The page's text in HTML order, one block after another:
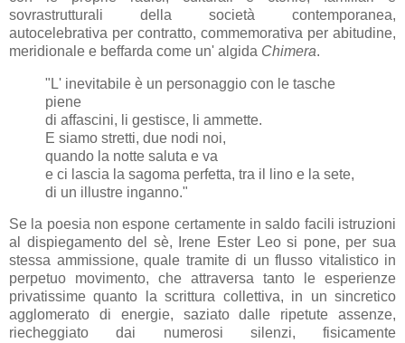
sovrastrutturali della società contemporanea,
autocelebrativa per contratto, commemorativa per abitudine,
meridionale e beffarda come un' algida Chimera.
"L' inevitabile è un personaggio con le tasche
piene
di affascini, li gestisce, li ammette.
E siamo stretti, due nodi noi,
quando la notte saluta e va
e ci lascia la sagoma perfetta, tra il lino e la sete,
di un illustre inganno."
Se la poesia non espone certamente in saldo facili istruzioni
al dispiegamento del sè, Irene Ester Leo si pone, per sua
stessa ammissione, quale tramite di un flusso vitalistico in
perpetuo movimento, che attraversa tanto le esperienze
privatissime quanto la scrittura collettiva, in un sincretico
agglomerato di energie, saziato dalle ripetute assenze,
riecheggiato dai numerosi silenzi, fisicamente